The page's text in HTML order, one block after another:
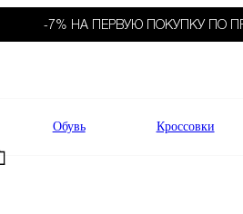
-7% НА ПЕРВУЮ ПОКУПКУ ПО
Обувь Кроссовки